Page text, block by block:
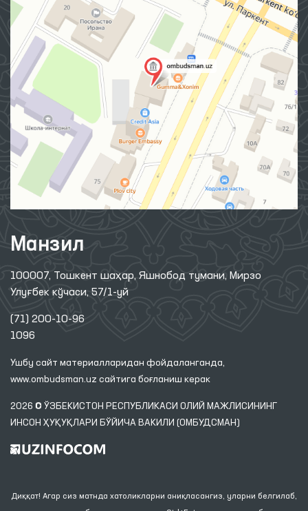
Манзил
100007, Тошкент шаҳар, Яшнобод тумани, Мирзо
Улуғбек кўчаси, 57/1-уй
(71) 200-10-96
1096
Ушбу сайт материалларидан фойдаланганда,
www.ombudsman.uz сайтига боғланиш керак
2026 © ЎЗБЕКИСТОН РЕСПУБЛИКАСИ ОЛИЙ МАЖЛИСИНИНГ
ИНСОН ҲУҚУҚЛАРИ БЎЙИЧА ВАКИЛИ (ОМБУДСМАН)
Диққат! Агар сиз матнда хатоликларни аниқласангиз, уларни белгилаб,